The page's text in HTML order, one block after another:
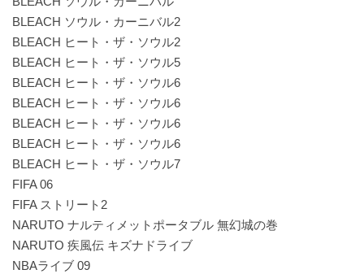
BLEACH ソウル・カーニバル2
BLEACH ヒート・ザ・ソウル2
BLEACH ヒート・ザ・ソウル5
BLEACH ヒート・ザ・ソウル6
BLEACH ヒート・ザ・ソウル6
BLEACH ヒート・ザ・ソウル6
BLEACH ヒート・ザ・ソウル6
BLEACH ヒート・ザ・ソウル7
FIFA 06
FIFA ストリート2
NARUTO ナルティメットポータブル 無幻城の巻
NARUTO 疾風伝 キズナドライブ
NBAライブ 09